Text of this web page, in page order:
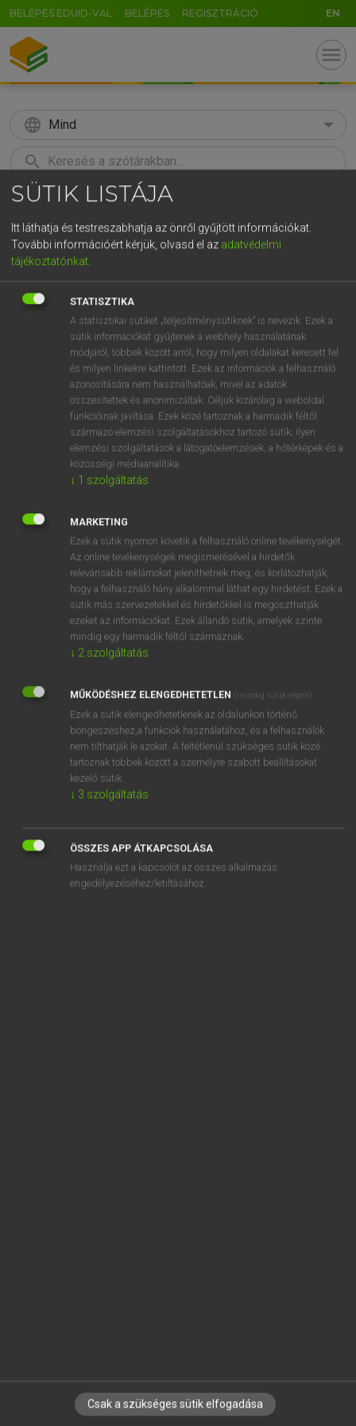
BELÉPÉS EDUID-VAL BELÉPÉS REGISZTRÁCIÓ EN
menu
language Mind
search
KERESÉS
Európai uniós terminológiai szótár
VAN ELŐFIZETÉSED?
Van előfizetésem a teljes szócikk megtekintéséhez.
BELÉPÉS
NINCS ELŐFIZETÉSED?
Nincs regisztrációm és előfizetésem. A szótár 2 órás,
díjmentes próbaverziójának elindításához regisztrálok és
belépek.
REGISZTRÁCIÓ
EURÓPAI UNIÓS TERMINOLÓGIAI SZÓTÁR
Kapcsolódó anyagok
magas- és mélyépítési munkák
magasin
magasin collectif
IRATKOZZ FEL HÍRLEVELÜNKRE!
SÜTIK LISTÁJA
Itt láthatja és testreszabhatja az önről gyűjtött információkat.
További információért kérjük, olvasd el az adatvédelmi
tájékoztatónkat.
STATISZTIKA
A statisztikai sütiket „teljesítménysütiknek” is nevezik. Ezek a
sütik információkat gyűjtenek a webhely használatának
módjáról, többek között arról, hogy milyen oldalakat keresett fel
és milyen linkekre kattintott. Ezek az információk a felhasználó
azonosítására nem használhatóak, mivel az adatok
összesítettek és anonimizáltak. Céljuk kizárólag a weboldal
funkcióinak javítása. Ezek közé tartoznak a harmadik féltől
származó elemzési szolgáltatásokhoz tartozó sütik; ilyen
elemzési szolgáltatások a látogatóelemzések, a hőtérképek és a
közösségi médiaanalitika.
↓ 1 szolgáltatás
MARKETING
Ezek a sütik nyomon követik a felhasználó online tevékenységét.
Az online tevékenységek megismerésével a hirdetők
relevánsabb reklámokat jeleníthetnek meg, és korlátozhatják,
hogy a felhasználó hány alkalommal láthat egy hirdetést. Ezek a
sütik más szervezetekkel és hirdetőkkel is megoszthatják
ezeket az információkat. Ezek állandó sütik, amelyek szinte
mindig egy harmadik féltől származnak.
↓ 2 szolgáltatás
MŰKÖDÉSHEZ ELENGEDHETETLEN (mindig szükséges)
Ezek a sütik elengedhetetlenek az oldalunkon történő
böngészéshez,a funkciók használatához, és a felhasználók
nem tilthatják le azokat. A feltétlenül szükséges sütik közé
tartoznak többek között a személyre szabott beállításokat
kezelő sütik.
↓ 3 szolgáltatás
ÖSSZES APP ÁTKAPCSOLÁSA
Használja ezt a kapcsolót az összes alkalmazás
engedélyezéséhez/letiltásához.
Csak a szükséges sütik elfogadása
GR
t z u i o p
g h j k l é á ű Ω
n m , . AltGr